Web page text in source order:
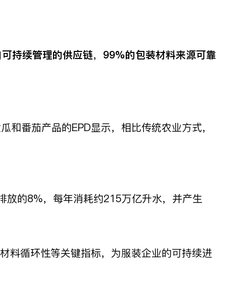
持续管理的供应链， 99%的包装材料来源可靠
番茄产品的EPD显示，相比传统农业方式，
放的8%，每年消耗约215万亿升水，并产生
料循环性等关键指标，为服装企业的可持续进